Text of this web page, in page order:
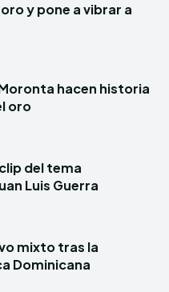
y pone a vibrar a
hacen historia
oro
del tema
Luis Guerra
mixto tras la
Dominicana